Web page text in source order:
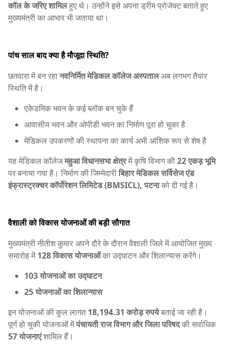
कॉल के जरिए शामिलहुए थे। उन्होंने इसे अपना ड्रीम प्रोजेक्ट बताते हुए
मुख्यमंत्री का आभार भी जताया था।
पांच साल बाद क्या है मौजूदा स्थिति?
छतवारा में बन रहानवनिर्मित मेडिकल कॉलेज अस्पतालअब लगभग तैयार
स्थिति में है।
एकेडमिक भवन के कई ब्लॉक बन चुके हैं
आवासीय भवन और ओपीडी भवन का निर्माण पूरा हो चुका है
मेडिकल उपकरणों की स्थापना का कार्य अभी आंशिक रूप से शेष है
यह मेडिकल कॉलेजमहुआ विधानसभा क्षेत्रमें कृषि विभाग की22 एकड़ भूमि
पर बनाया गया है। निर्माण की जिम्मेदारीबिहार मेडिकल सर्विसेज एंड
इंफ्रास्ट्रक्चर कॉर्पोरेशन लिमिटेड (BMSICL), पटनाको दी गई है।
वैशाली को विकास योजनाओं की बड़ी सौगात
मुख्यमंत्री नीतीश कुमार अपने दौरे के दौरान वैशाली जिले में आयोजित मुख्य
समारोह में128 विकास योजनाओंका उद्घाटन और शिलान्यास करेंगे।
103 योजनाओं का उद्घाटन
25 योजनाओं का शिलान्यास
इन योजनाओं की कुल लागत 18,194.31 करोड़ रुपयेबताई जा रही है।
पूर्ण हो चुकी योजनाओं मेंपंचायती राज विभाग और जिला परिषदकी सर्वाधिक
57 योजनाएंशामिल हैं।